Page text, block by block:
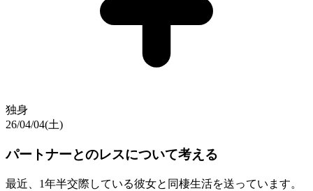
独身
26/04/04(土)
パートナーとのレスについて考える
最近、1年半交際している彼女と同棲生活を送っています。